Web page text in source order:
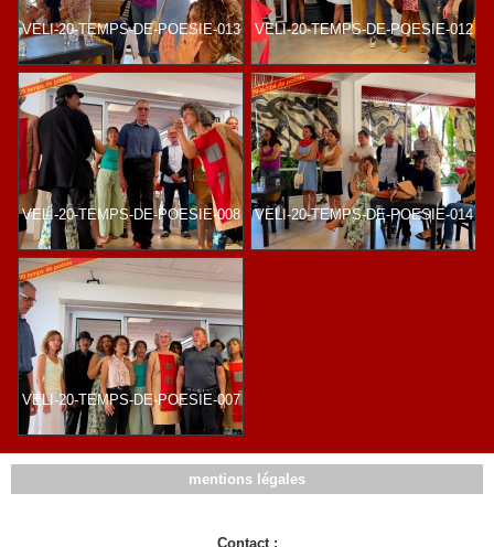
VELI-20-TEMPS-DE-POESIE-013 VELI-20-TEMPS-DE-POESIE-012
VELI-20-TEMPS-DE-POESIE-008 VELI-20-TEMPS-DE-POESIE-014
VELI-20-TEMPS-DE-POESIE-007
mentions légales
Contact :